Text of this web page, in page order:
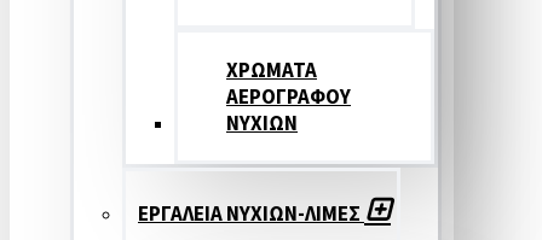
ΧΡΩΜΑΤΑ
ΑΕΡΟΓΡΑΦΟΥ
ΝΥΧΙΩΝ
ΕΡΓΑΛΕΙΑ ΝΥΧΙΩΝ-ΛΙΜΕΣ